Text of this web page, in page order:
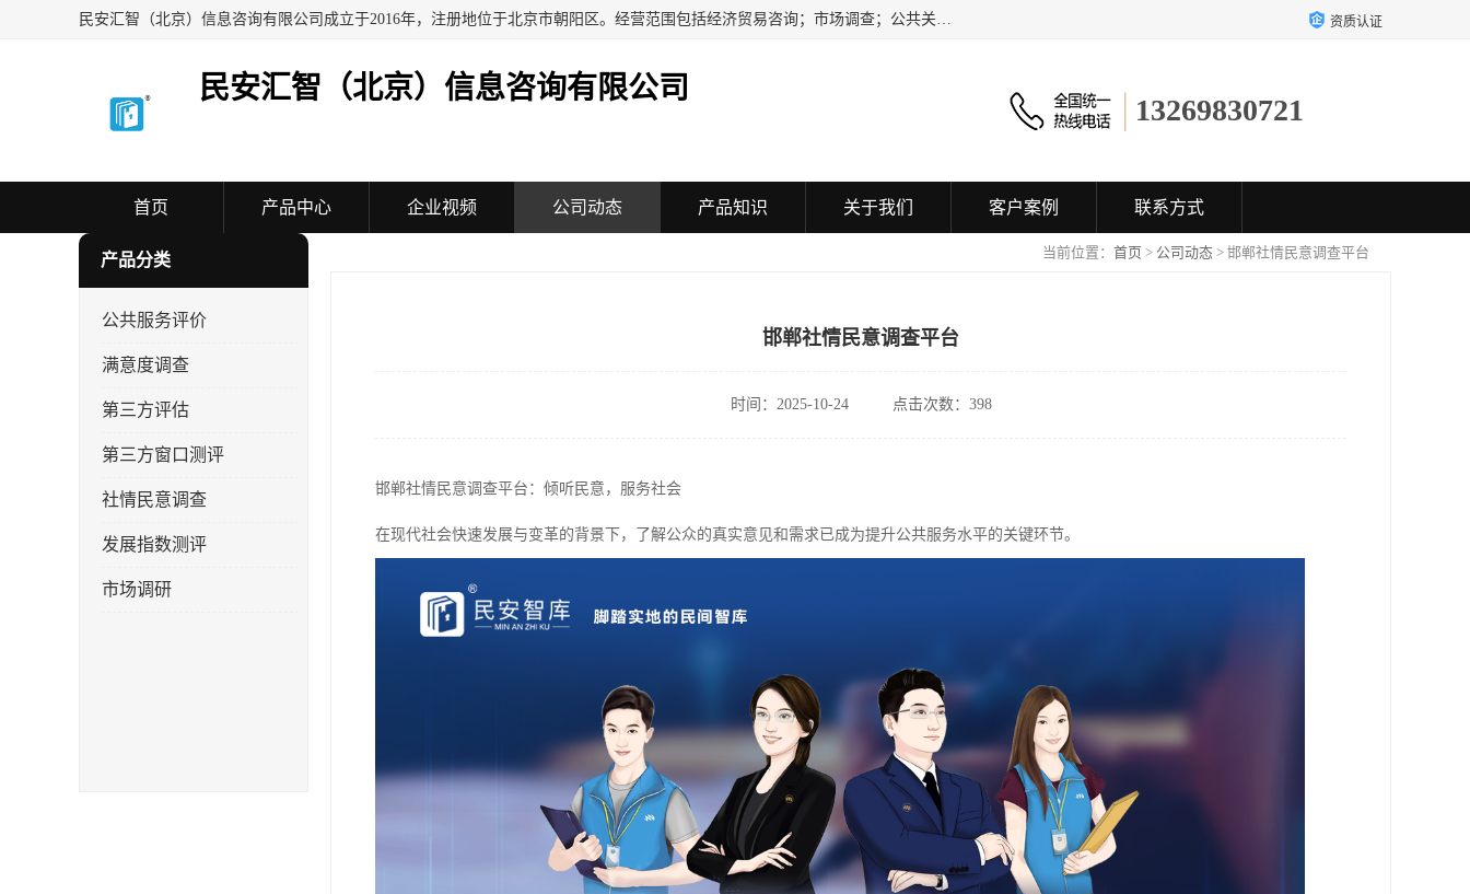
民安汇智（北京）信息咨询有限公司成立于2016年，注册地位于北京市朝阳区。经营范围包括经济贸易咨询；市场调查；公共关系服务；企业管理咨询；会议服务；企业策划；设计、制作、代理、发布广告；组织文化艺术交流活动（不含演出）；承办展览展示活动；技术推广服务。 资质认证
民安汇智（北京）信息咨询有限公司
13269830721
首页 产品中心 企业视频 公司动态 产品知识 关于我们 客户案例 联系方式
当前位置： 首页 > 公司动态 > 邯郸社情民意调查平台
产品分类
公共服务评价
满意度调查
第三方评估
第三方窗口测评
社情民意调查
发展指数测评
市场调研
邯郸社情民意调查平台
时间：2025-10-24 点击次数：398
邯郸社情民意调查平台：倾听民意，服务社会
在现代社会快速发展与变革的背景下，了解公众的真实意见和需求已成为提升公共服务水平的关键环节。